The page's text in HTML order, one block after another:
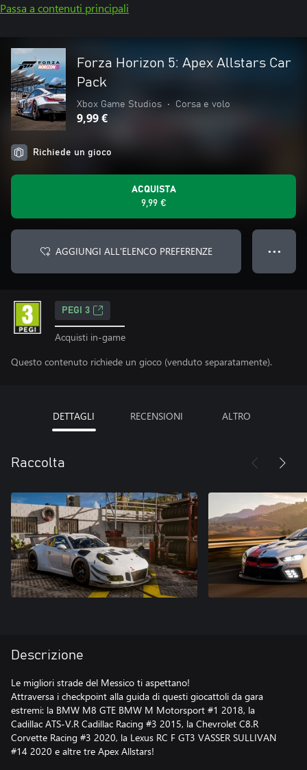
Passa a contenuti principali
Forza Horizon 5: Apex Allstars Car
Pack
Xbox Game Studios • Corsa e volo
9,99 €
Richiede un gioco
ACQUISTA
9,99 €
AGGIUNGI ALL'ELENCO PREFERENZE ● ● ●
PEGI 3
Acquisti in-game
Questo contenuto richiede un gioco (venduto separatamente).
DETTAGLI RECENSIONI ALTRO
Raccolta
Descrizione
Le migliori strade del Messico ti aspettano!
Attraversa i checkpoint alla guida di questi giocattoli da gara
estremi: la BMW M8 GTE BMW M Motorsport #1 2018, la
Cadillac ATS-V.R Cadillac Racing #3 2015, la Chevrolet C8.R
Corvette Racing #3 2020, la Lexus RC F GT3 VASSER SULLIVAN
#14 2020 e altre tre Apex Allstars!